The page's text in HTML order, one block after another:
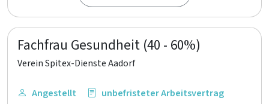
Fachfrau Gesundheit (40 - 60%)
Verein Spitex-Dienste Aadorf
Angestellt
unbefristeter Arbeitsvertrag